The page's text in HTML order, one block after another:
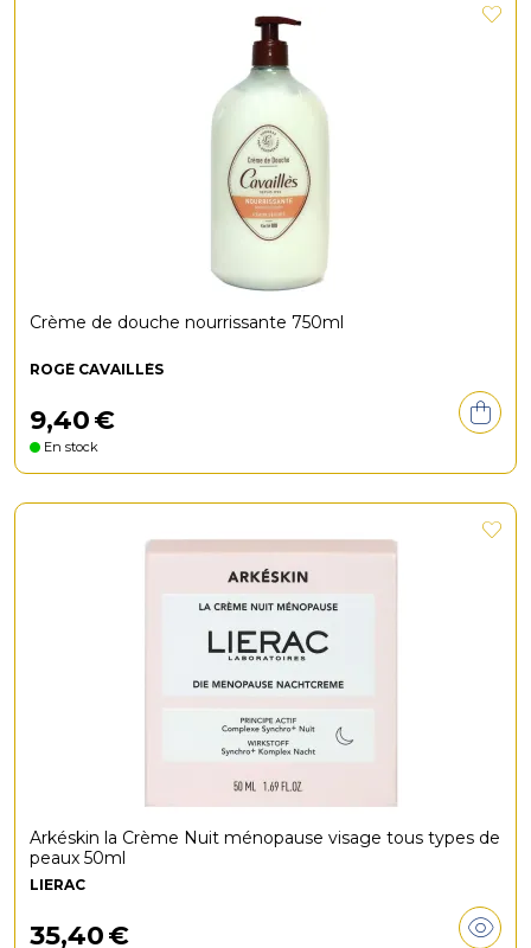
Crème de douche nourrissante 750ml
ROGÉ CAVAILLÈS
9,40€
En stock
Arkéskin la Crème Nuit ménopause visage tous types de
peaux 50ml
LIERAC
35,40€